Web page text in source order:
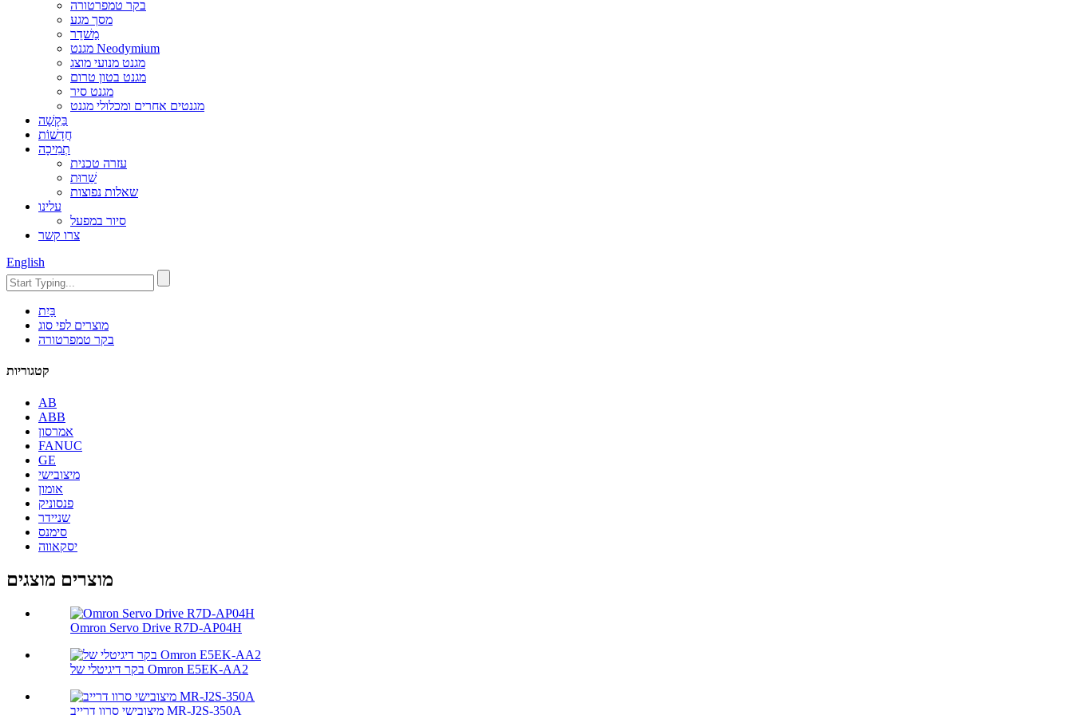
בקר טמפרטורה
מסך מגע
מַשׁדֵר
מגנט Neodymium
מגנט מנועי מוצג
מגנט בטון טרום
מגנט סיר
מגנטים אחרים ומכלולי מגנט
בַּקָשָׁה
חֲדָשׁוֹת
תְמִיכָה
עזרה טכנית
שֵׁרוּת
שאלות נפוצות
עלינו
סיור במפעל
צרו קשר
English
בַּיִת
מוצרים לפי סוג
בקר טמפרטורה
קטגוריות
AB
ABB
אמרסון
FANUC
GE
מיצובישי
אומון
פנסוניק
שניידר
סימנס
יסקאווה
מוצרים מוצגים
Omron Servo Drive R7D-AP04H
בקר דיגיטלי של Omron E5EK-AA2
מיצובישי סרוו דרייב MR-J2S-350A